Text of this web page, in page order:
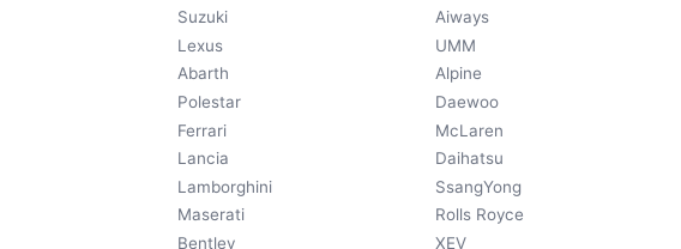
Suzuki
Lexus
Abarth
Polestar
Ferrari
Lancia
Lamborghini
Maserati
Bentley
Aiways
UMM
Alpine
Daewoo
McLaren
Daihatsu
SsangYong
Rolls Royce
XEV